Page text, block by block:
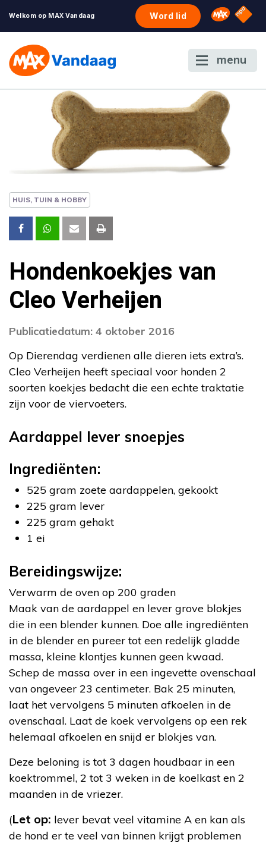
Welkom op MAX Vandaag Word lid Omroep
NPO
menu
HUIS, TUIN & HOBBY
Hondenkoekjes van
Cleo Verheijen
Publicatiedatum: 4 oktober 2016
Op Dierendag verdienen alle dieren iets extra’s.
Cleo Verheijen heeft speciaal voor honden 2
soorten koekjes bedacht die een echte traktatie
zijn voor de viervoeters.
Aardappel lever snoepjes
Ingrediënten:
525 gram zoete aardappelen, gekookt
225 gram lever
225 gram gehakt
1 ei
Bereidingswijze:
Verwarm de oven op 200 graden
Maak van de aardappel en lever grove blokjes
die in een blender kunnen. Doe alle ingrediënten
in de blender en pureer tot een redelijk gladde
massa, kleine klontjes kunnen geen kwaad.
Schep de massa over in een ingevette ovenschaal
van ongeveer 23 centimeter. Bak 25 minuten,
laat het vervolgens 5 minuten afkoelen in de
ovenschaal. Laat de koek vervolgens op een rek
helemaal afkoelen en snijd er blokjes van.
Deze beloning is tot 3 dagen houdbaar in een
koektrommel, 2 tot 3 weken in de koelkast en 2
maanden in de vriezer.
(Let op: lever bevat veel vitamine A en kan als
de hond er te veel van binnen krijgt problemen